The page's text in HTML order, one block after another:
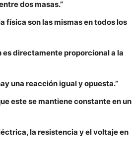
dos masas.”
física son las mismas en todos los
directamente proporcional a la
una reacción igual y opuesta.”
este se mantiene constante en un
la resistencia y el voltaje en